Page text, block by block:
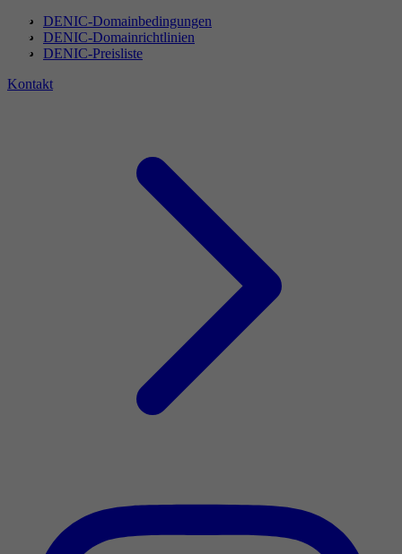
DENIC-Domainbedingungen
DENIC-Domainrichtlinien
DENIC-Preisliste
Kontakt